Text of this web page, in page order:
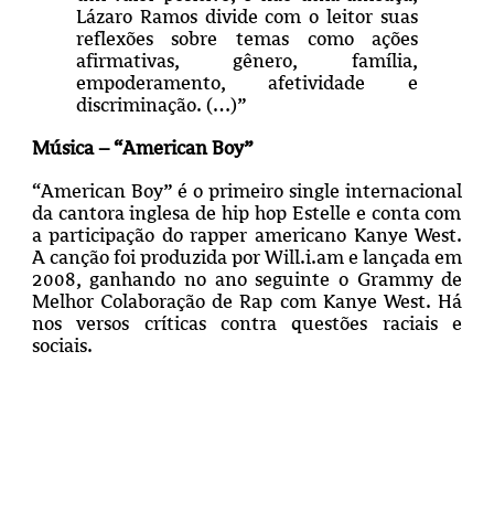
Lázaro Ramos divide com o leitor suas
reflexões sobre temas como ações
afirmativas, gênero, família,
empoderamento, afetividade e
discriminação. (…)”
Música – “American Boy”
“American Boy” é o primeiro single internacional
da cantora inglesade hip hop Estelle e conta com
a participação do rapper americano Kanye West.
A canção foi produzida por Will.i.am e lançada em
2008, ganhando no ano seguinte o Grammy de
Melhor Colaboração de Rap com Kanye West. Há
nos versos críticas contra questões raciais e
sociais.